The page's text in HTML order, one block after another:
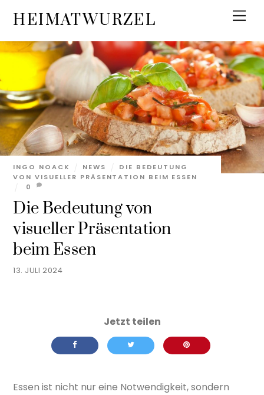
content
HEIMATWURZEL
13. JULI 2024
Die Bedeutung von
visueller Präsentation
beim Essen
INGO NOACK NEWS
DIE BEDEUTUNG
VON VISUELLER PRÄSENTATION BEIM ESSEN
0
Essen ist nicht nur eine Notwendigkeit, sondern